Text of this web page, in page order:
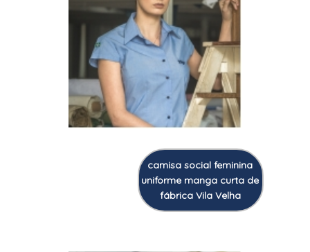
camisa social feminina
uniforme manga curta de
fábrica Vila Velha